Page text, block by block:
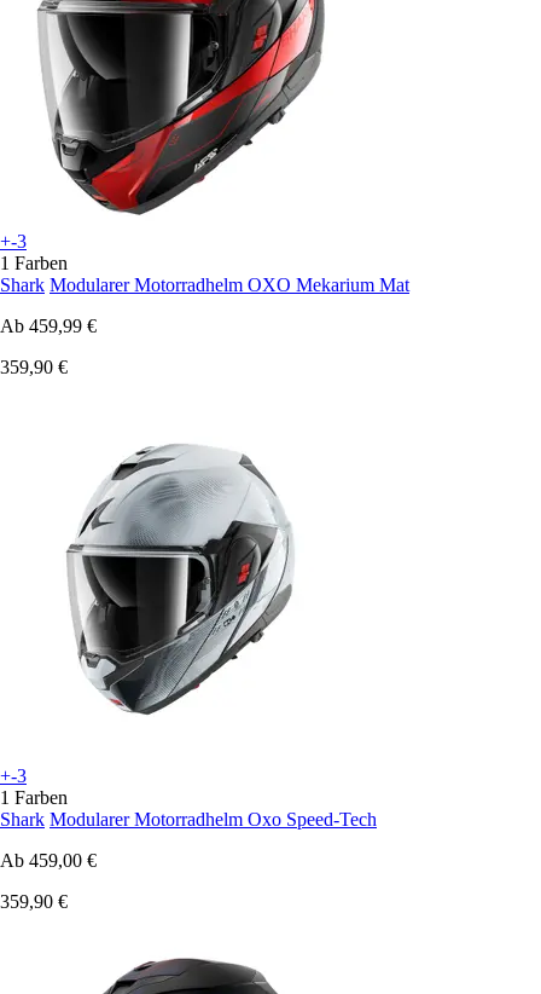
+-3
1 Farben
Shark Modularer Motorradhelm OXO Mekarium Mat
Ab 459,99 €
359,90 €
+-3
1 Farben
Shark Modularer Motorradhelm Oxo Speed-Tech
Ab 459,00 €
359,90 €